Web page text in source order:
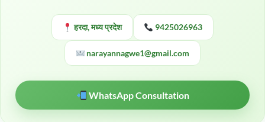
हरदा, मध्य प्रदेश 9425026963
narayannagwe1@gmail.com
WhatsApp Consultation